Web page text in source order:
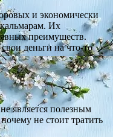
и экономически
Их
преимуществ.
деньги на что-то
является полезным
не стоит тратить